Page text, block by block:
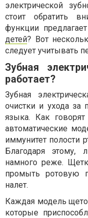
электрической
стоит обратить
функции предлагает
детей? Вот
следует учитывать
Зубная
работает?
Зубная
очистки и ухода за
языка. Как
автоматические
иммунитет полости
Благодаря этому,
намного реже.
промыть ротовую
налет.
Каждая модель
которые